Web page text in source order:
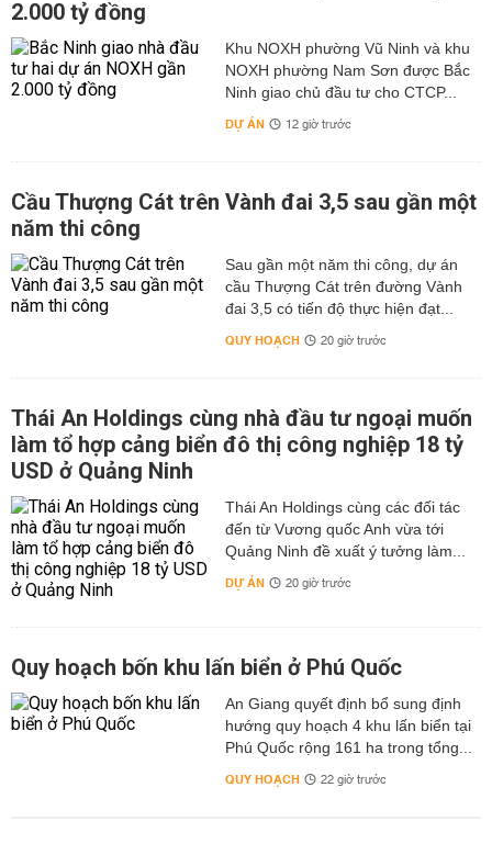
2.000 tỷ đồng
Khu NOXH phường Vũ Ninh và khu
NOXH phường Nam Sơn được Bắc
Ninh giao chủ đầu tư cho CTCP...
DỰ ÁN 12 giờ trước
Cầu Thượng Cát trên Vành đai 3,5 sau gần một
năm thi công
Sau gần một năm thi công, dự án
cầu Thượng Cát trên đường Vành
đai 3,5 có tiến độ thực hiện đạt...
QUY HOẠCH 20 giờ trước
Thái An Holdings cùng nhà đầu tư ngoại muốn
làm tổ hợp cảng biển đô thị công nghiệp 18 tỷ
USD ở Quảng Ninh
Thái An Holdings cùng các đối tác
đến từ Vương quốc Anh vừa tới
Quảng Ninh đề xuất ý tưởng làm...
DỰ ÁN 20 giờ trước
Quy hoạch bốn khu lấn biển ở Phú Quốc
An Giang quyết định bổ sung định
hướng quy hoạch 4 khu lấn biển tại
Phú Quốc rộng 161 ha trong tổng...
QUY HOẠCH 22 giờ trước